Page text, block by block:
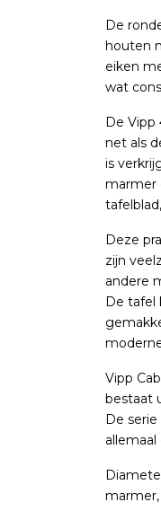
De
houten
eiken
wat
De Vipp
net als
is
marmer
Deze
zijn
andere
De tafel
Vipp
bestaat
De